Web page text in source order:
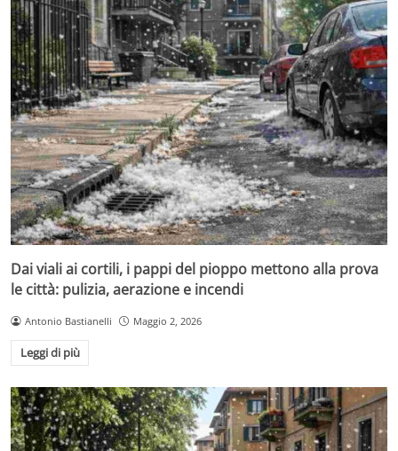
Dai viali ai cortili, i pappi del pioppo mettono alla prova
le città: pulizia, aerazione e incendi
Antonio Bastianelli Maggio 2, 2026
Leggi di più